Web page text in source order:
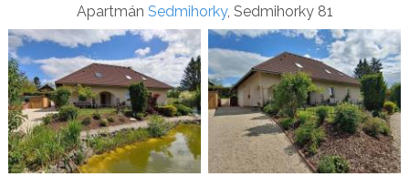
Apartmán Sedmihorky, Sedmihorky 81